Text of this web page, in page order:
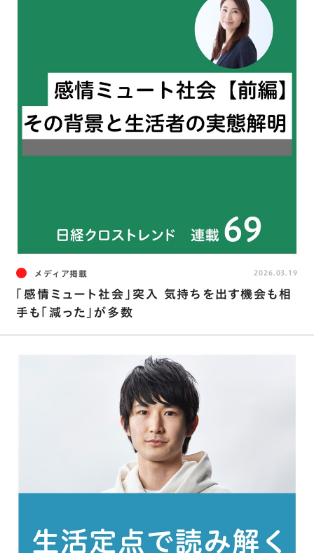
メディア掲載
「感情ミュート社会」突入 気持ちを出す機会も相
手も「減った」が多数
2026.03.19